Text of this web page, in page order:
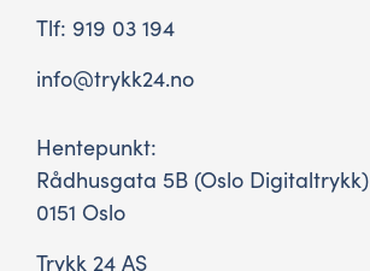
Tlf: 919 03 194
info@trykk24.no
Hentepunkt:
Rådhusgata 5B (Oslo Digitaltrykk)
0151 Oslo
Trykk 24 AS